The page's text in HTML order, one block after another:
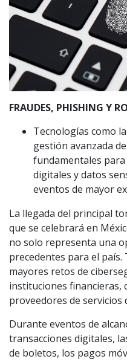
FRAUDES, PHISHING Y
Tecnologías como
gestión avanzada
fundamentales
digitales y datos
eventos de mayor
La llegada del principal
que se celebrará en
no solo representa una
precedentes para el
mayores retos de
instituciones financieras,
proveedores de servicios
Durante eventos de
transacciones digitales,
de boletos, los pagos